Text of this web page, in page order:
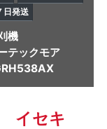
日発送
機
テックモア
イセキ